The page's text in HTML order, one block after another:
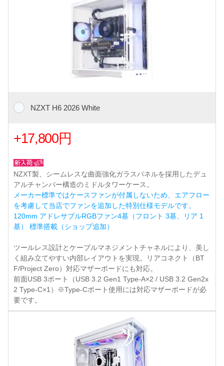
NZXT H6 2026 White
+17,800円
NZXT製、シームレスな曲面強化ガラスパネルを採用したデュ
アルチャンバー構造のミドルタワーケース。
メーカー標準ではケースファンが付属しないため、エアフロー
を考慮して当店でファンを追加した特別仕様モデルです。
120mm アドレサブルRGBファン4基（フロント 3基、リア 1
基） 標準搭載（ショップ追加）
ツールレス設計とケーブルマネジメントチャネルにより、美し
く組み立てやすい内部レイアウトを実現。リアコネクト（BT
F/Project Zero）対応マザーボードにも対応。
前面USB 3ポート（USB 3.2 Gen1 Type-A×2 / USB 3.2 Gen2x
2 Type-C×1）※Type-Cポート使用には対応マザーボードが必
要です。